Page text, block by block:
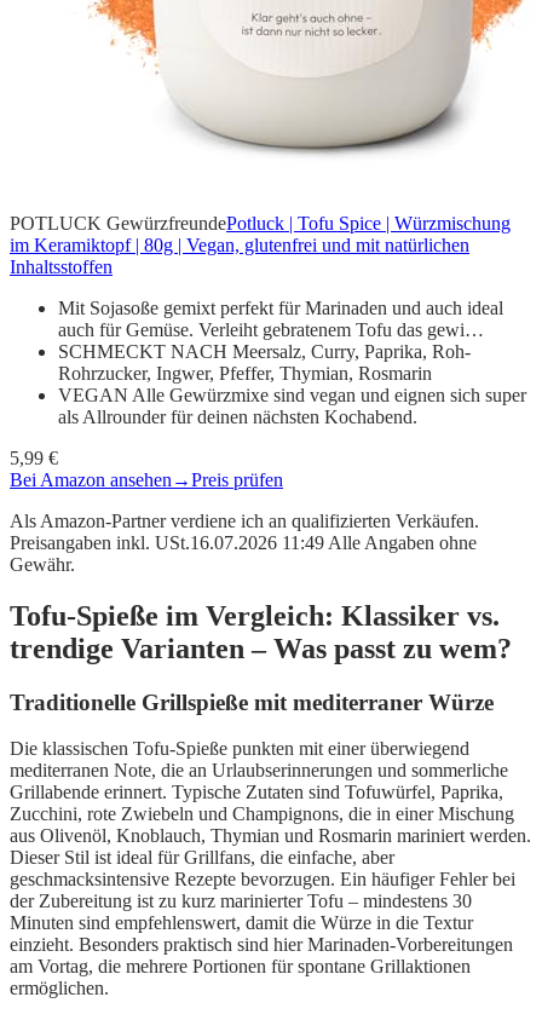
POTLUCK GewürzfreundePotluck | Tofu Spice | Würzmischung
im Keramiktopf | 80g | Vegan, glutenfrei und mit natürlichen
Inhaltsstoffen
Mit Sojasoße gemixt perfekt für Marinaden und auch ideal
auch für Gemüse. Verleiht gebratenem Tofu das gewi…
SCHMECKT NACH Meersalz, Curry, Paprika, Roh-
Rohrzucker, Ingwer, Pfeffer, Thymian, Rosmarin
VEGAN Alle Gewürzmixe sind vegan und eignen sich super
als Allrounder für deinen nächsten Kochabend.
5,99 €
Bei Amazon ansehen →Preis prüfen
Als Amazon-Partner verdiene ich an qualifizierten Verkäufen.
Preisangaben inkl. USt.16.07.2026 11:49 Alle Angaben ohne
Gewähr.
Tofu-Spieße im Vergleich: Klassiker vs.
trendige Varianten – Was passt zu wem?
Traditionelle Grillspieße mit mediterraner Würze
Die klassischen Tofu-Spieße punkten mit einer überwiegend
mediterranen Note, die an Urlaubserinnerungen und sommerliche
Grillabende erinnert. Typische Zutaten sind Tofuwürfel, Paprika,
Zucchini, rote Zwiebeln und Champignons, die in einer Mischung
aus Olivenöl, Knoblauch, Thymian und Rosmarin mariniert werden.
Dieser Stil ist ideal für Grillfans, die einfache, aber
geschmacksintensive Rezepte bevorzugen. Ein häufiger Fehler bei
der Zubereitung ist zu kurz marinierter Tofu – mindestens 30
Minuten sind empfehlenswert, damit die Würze in die Textur
einzieht. Besonders praktisch sind hier Marinaden-Vorbereitungen
am Vortag, die mehrere Portionen für spontane Grillaktionen
ermöglichen.